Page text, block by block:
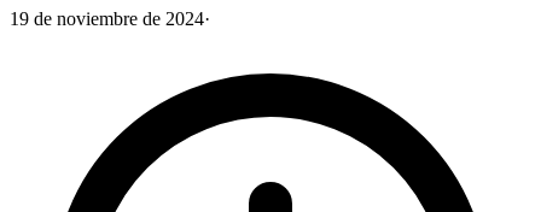
19 de noviembre de 2024·